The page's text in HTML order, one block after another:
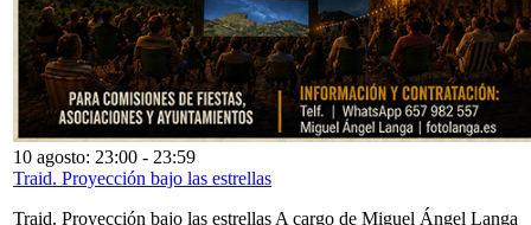
10 agosto: 23:00 - 23:59
Traid. Proyección bajo las estrellas
Traid. Proyección bajo las estrellas A cargo de Miguel Ángel Langa